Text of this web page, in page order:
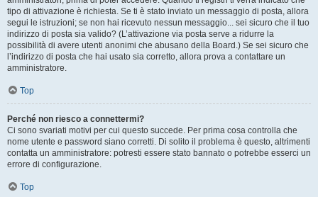
tipo di attivazione è richiesta. Se ti è stato inviato un messaggio di posta, allora
segui le istruzioni; se non hai ricevuto nessun messaggio... sei sicuro che il tuo
indirizzo di posta sia valido? (L’attivazione via posta serve a ridurre la
possibilità di avere utenti anonimi che abusano della Board.) Se sei sicuro che
l’indirizzo di posta che hai usato sia corretto, allora prova a contattare un
amministratore.
Top
Perché non riesco a connettermi?
Ci sono svariati motivi per cui questo succede. Per prima cosa controlla che
nome utente e password siano corretti. Di solito il problema è questo, altrimenti
contatta un amministratore: potresti essere stato bannato o potrebbe esserci un
errore di configurazione.
Top